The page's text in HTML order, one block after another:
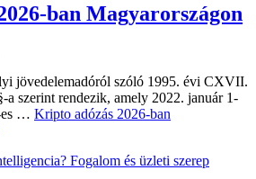
ban Magyarországon
jövedelemadóról szóló 1995. évi CXVII.
a szerint rendezik, amely 2022. január 1-
es … Kripto adózás 2026-ban